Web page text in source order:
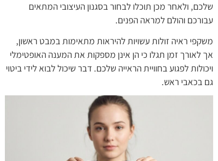
שלכם, ולאחר מכן תוכלו לבחור בסגנון העיצובי המתאים
עבורכם והולם למראה הפנים.
משקפי ראיה זולות עשויות להיראות מתאימות במבט ראשון,
אך לאורך זמן תגלו כי הן אינן מספקות את המענה האופטימלי
ויכולות לפגוע בחוויית הראייה שלכם. דבר שיכול לבוא לידי ביטוי
גם בכאבי ראש.